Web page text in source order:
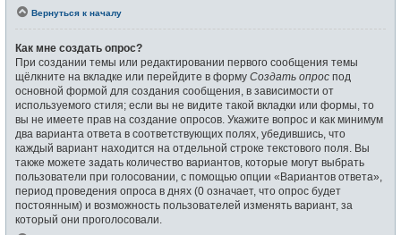
Вернуться к началу
Как мне создать опрос?
При создании темы или редактировании первого сообщения темы
щёлкните на вкладке или перейдите в форму Создать опрос под
основной формой для создания сообщения, в зависимости от
используемого стиля; если вы не видите такой вкладки или формы, то
вы не имеете прав на создание опросов. Укажите вопрос и как минимум
два варианта ответа в соответствующих полях, убедившись, что
каждый вариант находится на отдельной строке текстового поля. Вы
также можете задать количество вариантов, которые могут выбрать
пользователи при голосовании, с помощью опции «Вариантов ответа»,
период проведения опроса в днях (0 означает, что опрос будет
постоянным) и возможность пользователей изменять вариант, за
который они проголосовали.